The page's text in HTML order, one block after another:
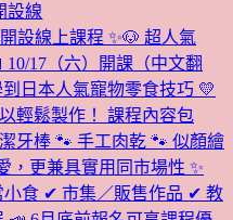
設線